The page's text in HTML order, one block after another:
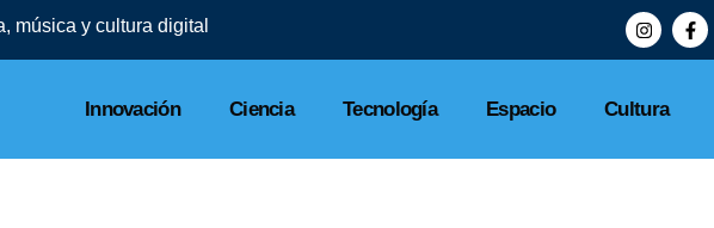
música y cultura digital
Innovación Ciencia Tecnología Espacio Cultura